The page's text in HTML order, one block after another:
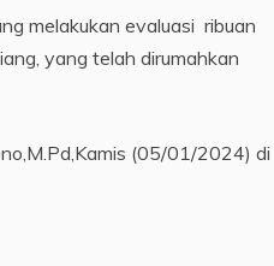
melakukan evaluasi ribuan
yang telah dirumahkan
(05/01/2024) di